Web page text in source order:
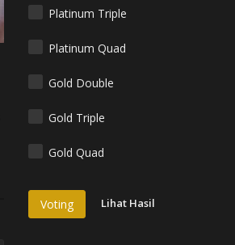
Platinum Triple
Platinum Quad
Gold Double
Gold Triple
Gold Quad
Voting Lihat Hasil